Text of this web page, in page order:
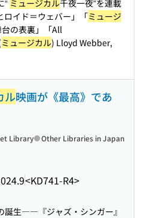
“ ミュージカル千夜一夜”を連載
ロイド＝ウェバー」「ミュージ
の表裏」「All
ミュージカル) Lloyd Webber,
ル映画が《最高》であ
<KD741-R4>
Library Other Libraries in Japan
誕生――『ジャズ・シンガー』